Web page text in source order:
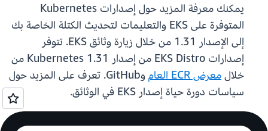
يمكنك معرفة المزيد حول إصدارات Kubernetes
المتوفرة على EKS والتعليمات لتحديث الكتلة الخاصة بك
إلى الإصدار 1.31 من خلال زيارة وثائق EKS. تتوفر
إصدارات EKS Distro من إصدار Kubernetes 1.31 من
خلالمعرض ECR العام
وGitHub. تعرف على المزيد حول
سياسات دورة حياة إصدار EKS في الوثائق.